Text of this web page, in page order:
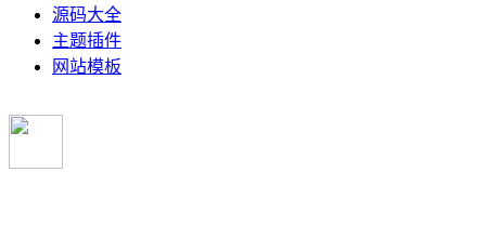
源码大全
主题插件
网站模板